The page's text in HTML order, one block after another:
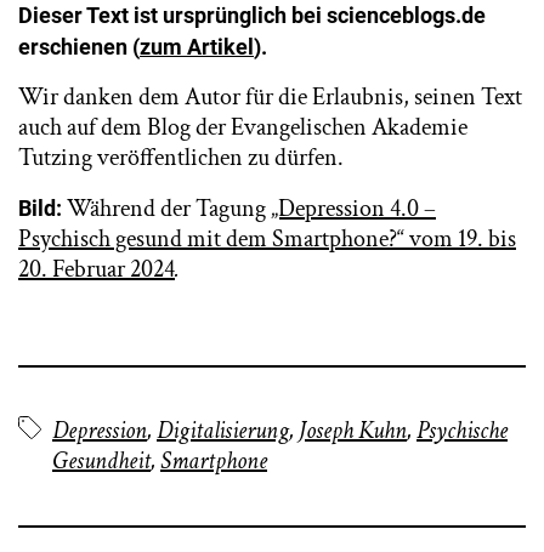
Dieser Text ist ursprünglich bei scienceblogs.de
erschienen (zum Artikel).
Wir danken dem Autor für die Erlaubnis, seinen Text
auch auf dem Blog der Evangelischen Akademie
Tutzing veröffentlichen zu dürfen.
Bild: Während der Tagung„Depression 4.0 –
Psychisch gesund mit dem Smartphone?“ vom 19. bis
20. Februar 2024.
Depression,Digitalisierung, Joseph Kuhn,Psychische
Gesundheit,Smartphone